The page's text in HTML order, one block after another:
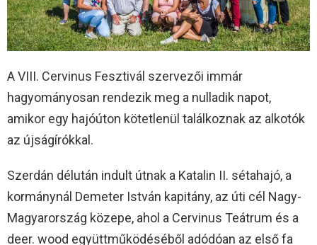
A VIII. Cervinus Fesztivál szervezői immár
hagyományosan rendezik meg a nulladik napot,
amikor egy hajóúton kötetlenül találkoznak az alkotók
az újságírókkal.
Szerdán délután indult útnak a Katalin II. sétahajó, a
kormánynál Demeter István kapitány, az úti cél Nagy-
Magyarország közepe, ahol a Cervinus Teátrum és a
deer. wood együttműködéséből adódóan az első fa